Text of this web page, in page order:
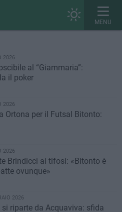
MENU
2026
al “Giammaria”:
il poker
2026
Ortona per il Futsal Bitonto:
2026
Brindicci ai tifosi: «Bitonto è
ovunque»
2026
riparte da Acquaviva: sfida